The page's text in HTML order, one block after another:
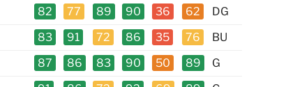
82 77 89 90 36 62
DG
83 91 72 86 35 76
BU
87 86 83 90 50 89
G